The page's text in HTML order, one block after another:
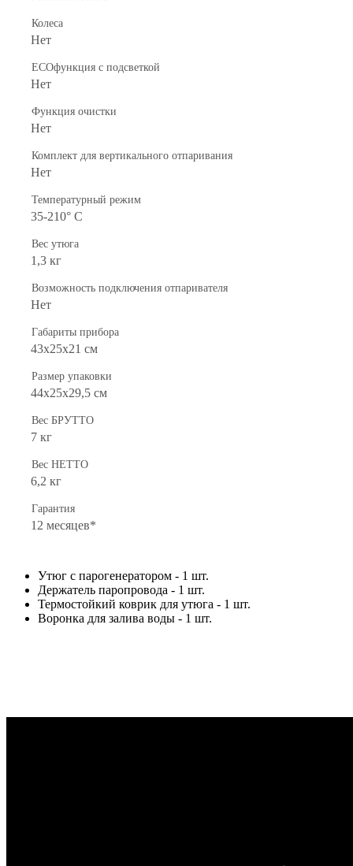
Колеса
Нет
ECOфункция с подсветкой
Нет
Функция очистки
Нет
Комплект для вертикального отпаривания
Нет
Температурный режим
35-210° C
Вес утюга
1,3 кг
Возможность подключения отпаривателя
Нет
Габариты прибора
43х25х21 см
Размер упаковки
44х25х29,5 см
Вес БРУТТО
7 кг
Вес НЕТТО
6,2 кг
Гарантия
12 месяцев*
Утюг с парогенератором - 1 шт.
Держатель паропровода - 1 шт.
Термостойкий коврик для утюга - 1 шт.
Воронка для залива воды - 1 шт.